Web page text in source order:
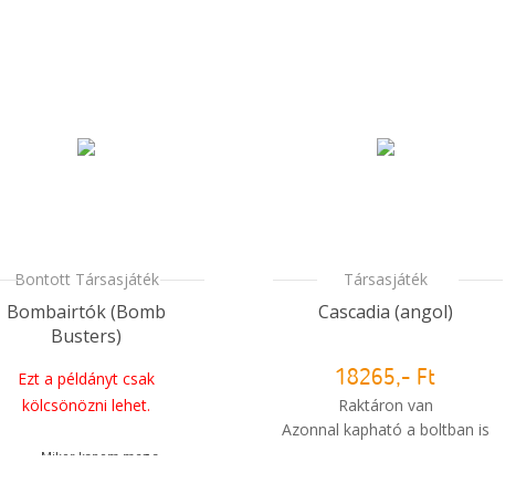
rendelésem?
Bontott Társasjáték
Bombairtók (Bomb
Busters)
Ezt a példányt csak
kölcsönözni lehet.
Mikor kapom meg a
Társasjáték
Cascadia (angol)
18265,- Ft
Raktáron van
Azonnal kapható a boltban is